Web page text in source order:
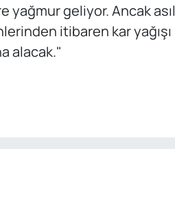
yağmur geliyor. Ancak asıl
itibaren kar yağışı
alacak."